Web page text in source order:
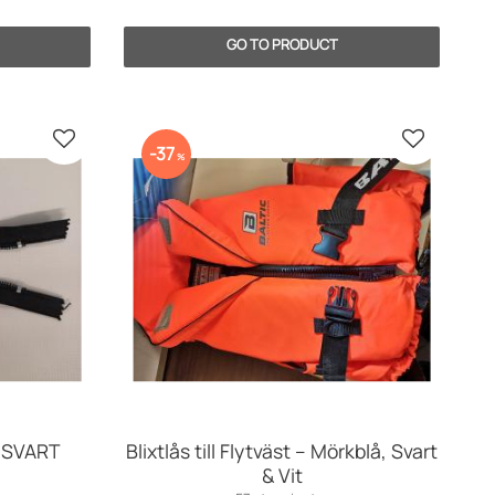
Add to favorites
Blixtlås till Flytväst – Mörkblå, Svart
& Vit
37% Add to